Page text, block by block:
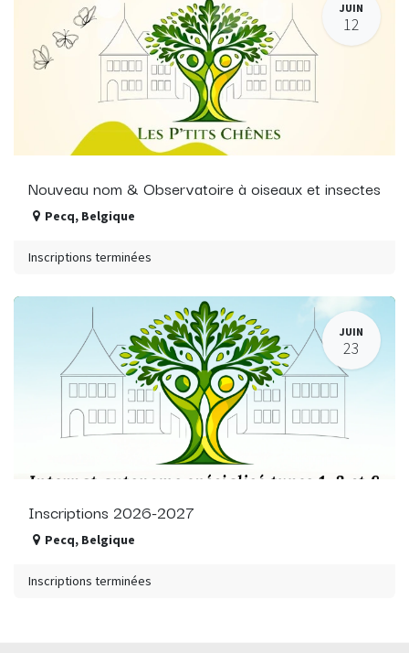
JUIN
12
Nouveau nom & Observatoire à oiseaux et insectes
Pecq, Belgique
Inscriptions terminées
JUIN
23
Inscriptions 2026-2027
Pecq, Belgique
Inscriptions terminées